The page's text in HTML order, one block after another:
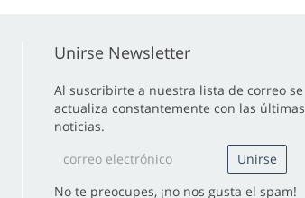
Unirse Newsletter
Al suscribirte a nuestra lista de correo se
actualiza constantemente con las últimas
noticias.
No te preocupes, ¡no nos gusta el spam!